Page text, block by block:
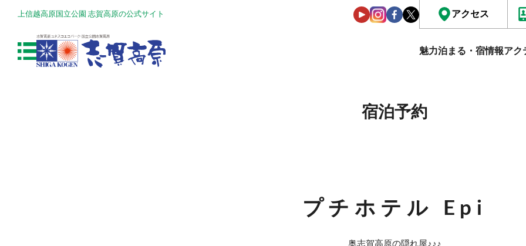
上信越高原国立公園 志賀高原の公式サイト アクセス
魅力泊まる・宿情報アク
宿泊予約
プチホテル Epi
奥志賀高原の隠れ屋♪♪♪